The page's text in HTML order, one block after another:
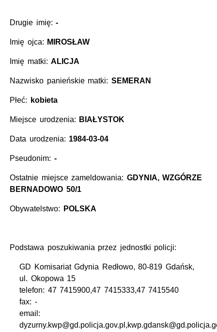
Drugie imię:-
Imię ojca: MIROSŁAW
Imię matki:ALICJA
Nazwisko panieńskie matki: SEMERAN
Płeć: kobieta
Miejsce urodzenia: BIAŁYSTOK
Data urodzenia: 1984-03-04
Pseudonim: -
Ostatnie miejsce zameldowania: GDYNIA, WZGÓRZE
BERNADOWO 50/1
Obywatelstwo: POLSKA
Podstawa poszukiwania przez jednostki policji:
GD Komisariat Gdynia Redłowo, 80-819 Gdańsk,
ul. Okopowa 15
telefon: 47 7415900,47 7415333,47 7415540
fax: -
email: